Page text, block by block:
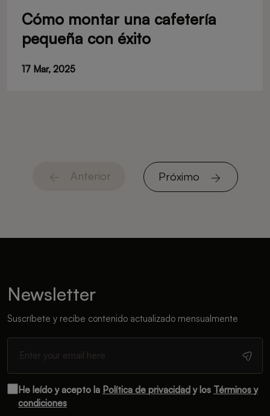
Cómo montar una cafetería
pequeña con éxito
17 Mar, 2025
Anterior Próximo
Newsletter
Suscríbete y recibe contenido actualizado mensualmente
He leído y acepto la Política de privacidad y los Términos y
condiciones